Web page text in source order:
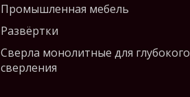
Промышленная мебель
Развёртки
Сверла монолитные для глубокого
сверления